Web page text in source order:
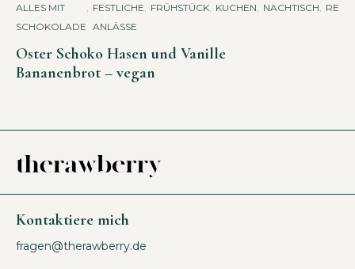
ALLES MIT
SCHOKOLADE
FESTLICHE
ANLÄSSE
FRÜHSTÜCK KUCHEN NACHTISCH
Oster Schoko Hasen und Vanille
Bananenbrot – vegan
Kontaktiere mich
fragen@therawberry.de